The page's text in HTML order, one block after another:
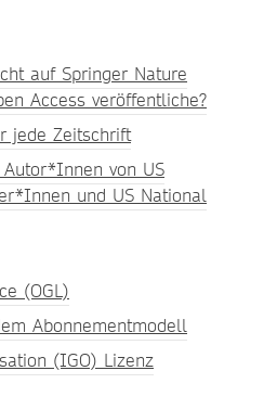
auf Springer Nature
Access veröffentliche?
jede Zeitschrift
von US
und US National
(OGL)
Abonnementmodell
(IGO) Lizenz